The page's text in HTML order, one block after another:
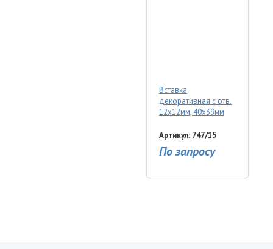
Вставка
декоративная с отв.
12х12мм, 40х39мм
Артикул: 747/15
По запросу